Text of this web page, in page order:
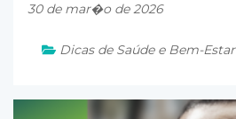
30 de mar�o de 2026
Dicas de Saúde e Bem-Estar